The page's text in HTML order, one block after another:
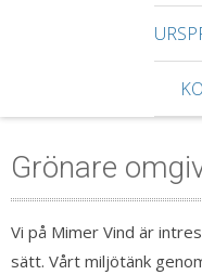
Grönare
Vi på Mimer Vind är
sätt. Vårt miljötänk